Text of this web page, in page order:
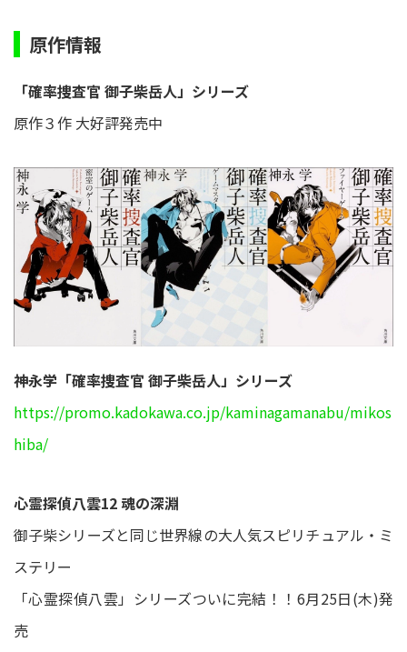
原作情報
「確率捜査官 御子柴岳人」シリーズ
原作３作 大好評発売中
神永学「確率捜査官 御子柴岳人」シリーズ
https://promo.kadokawa.co.jp/kaminagamanabu/mikos
hiba/
心霊探偵八雲12 魂の深淵
御子柴シリーズと同じ世界線の大人気スピリチュアル・ミ
ステリー
「心霊探偵八雲」シリーズついに完結！！6月25日(木)発
売